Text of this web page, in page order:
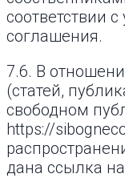
соответствии
соглашения.
7.6. В
(статей,
свободном
https://
дана ссылка